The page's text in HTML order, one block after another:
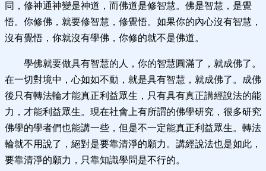
同，修神通神變是神道，而佛道是修智慧。佛是智慧，是覺
悟。你修佛，就要修智慧，修覺悟。如果你的內心沒有智慧，
沒有覺悟，你就沒有學佛，你修的就不是佛道。
學佛就要做具有智慧的人，你的智慧圓滿了，就成佛了。
在一切對境中，心如如不動，就是具有智慧，就成佛了。成佛
後只有轉法輪才能真正利益眾生，只有具有真正講經說法的能
力，才能利益眾生。現在社會上有所謂的佛學研究，很多研究
佛學的學者們也能講一些，但是不一定能真正利益眾生。轉法
輪就不用說了，絕對是要靠清淨的願力。講經說法也是如此，
要靠清淨的願力，只靠知識學問是不行的。